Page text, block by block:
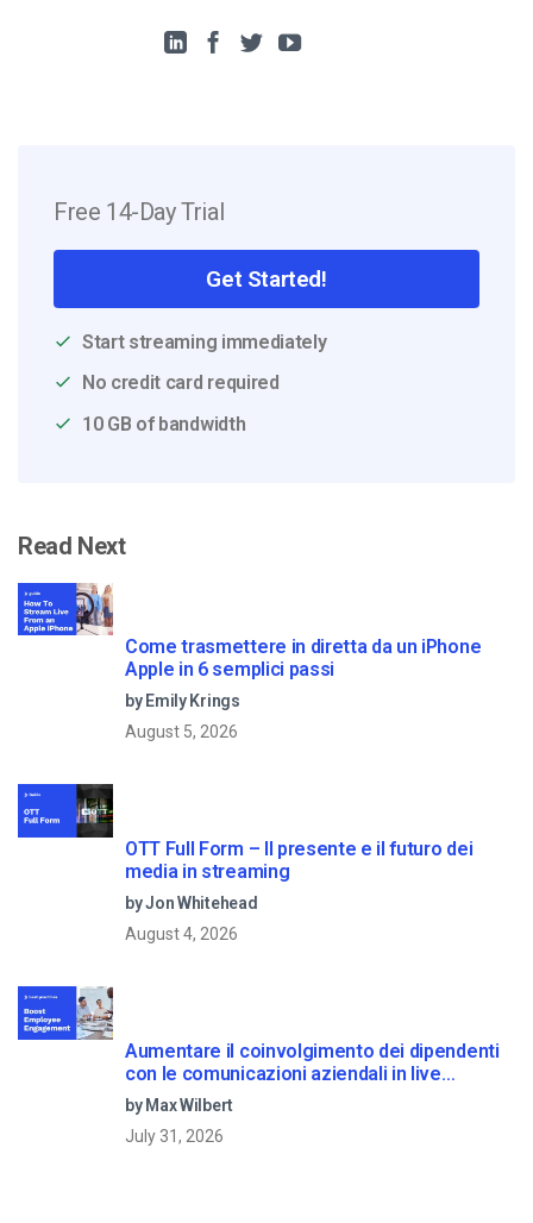
Free 14-Day Trial
Get Started!
Start streaming immediately
No credit card required
10 GB of bandwidth
Read Next
Come trasmettere in diretta da un iPhone
Apple in 6 semplici passi
by Emily Krings
August 5, 2026
OTT Full Form – Il presente e il futuro dei
media in streaming
by Jon Whitehead
August 4, 2026
Aumentare il coinvolgimento dei dipendenti
con le comunicazioni aziendali in live
streaming
by Max Wilbert
July 31, 2026